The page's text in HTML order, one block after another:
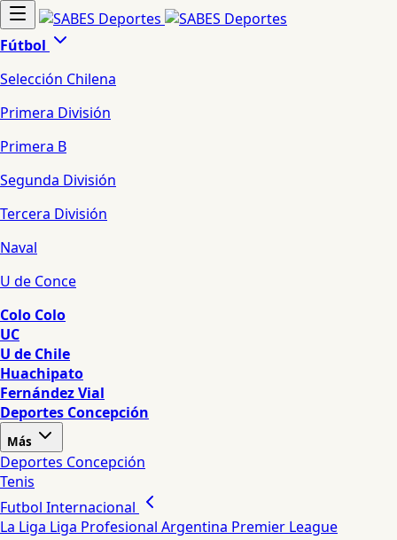
Fútbol
Selección Chilena
Primera División
Primera B
Segunda División
Tercera División
Naval
U de Conce
Colo Colo
UC
U de Chile
Huachipato
Fernández Vial
Deportes Concepción
Más
Deportes Concepción
Tenis
Futbol Internacional
La Liga Liga Profesional Argentina Premier League